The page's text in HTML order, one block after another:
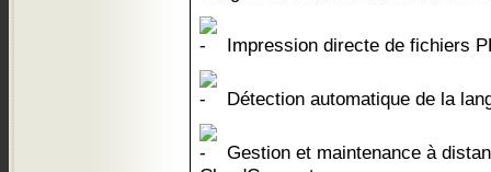
Impression directe de fichiers
Détection automatique de la
Gestion et maintenance à